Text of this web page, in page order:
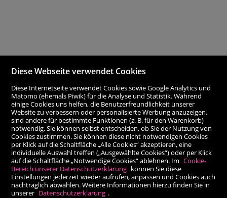
Diese Webseite verwendet Cookies
Diese Internetseite verwendet Cookies sowie Google Analytics und
Matomo (ehemals Piwik) für die Analyse und Statistik. Während
einige Cookies uns helfen, die Benutzerfreundlichkeit unserer
Website zu verbessern oder personalisierte Werbung anzuzeigen,
sind andere für bestimmte Funktionen (z. B. für den Warenkorb)
notwendig. Sie können selbst entscheiden, ob Sie der Nutzung von
Cookies zustimmen. Sie können diese nicht notwendigen Cookies
per Klick auf die Schaltfläche „Alle Cookies“ akzeptieren, eine
individuelle Auswahl treffen („Ausgewählte Cookies“) oder per Klick
auf die Schaltfläche „Notwendige Cookies“ ablehnen. Im Cookie-
Bereich unserer Datenschutzerklärung können Sie diese
Einstellungen jederzeit wieder aufrufen, anpassen und Cookies auch
nachträglich abwählen. Weitere Informationen hierzu finden Sie in
unserer Datenschutzerklärung .